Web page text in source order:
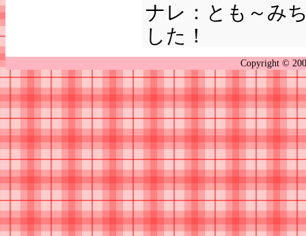
ナレ：とも～み
した！
Copyright ©